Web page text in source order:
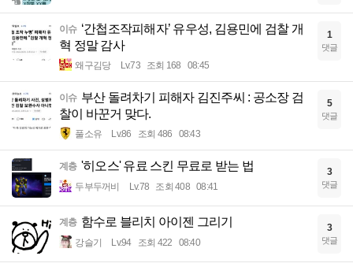
이슈 ‘간첩조작피해자’ 유우성, 김용민에 검찰 개
혁 정말 감사
왜구김당 Lv.73 조회 168 08:45
1
댓글
이슈 부산 돌려차기 피해자 김진주씨 : 공소장 검
찰이 바꾼거 맞다.
풀소유 Lv.86 조회 486 08:43
5
댓글
계층 '히오스' 유료 스킨 무료로 받는 법
두부두꺼비 Lv.78 조회 408 08:41
3
댓글
계층 함수로 블리치 아이젠 그리기
강슬기 Lv.94 조회 422 08:40
3
댓글